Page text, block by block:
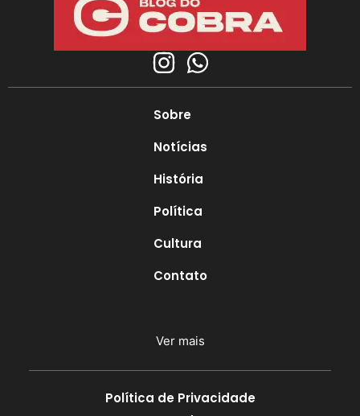
Sobre
Notícias
História
Política
Cultura
Contato
Ver mais
Política de Privacidade